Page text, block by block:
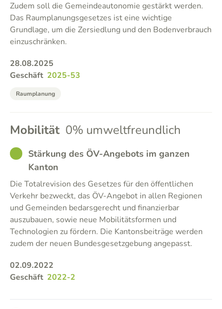
Zudem soll die Gemeindeautonomie gestärkt werden.
Das Raumplanungsgesetzes ist eine wichtige
Grundlage, um die Zersiedlung und den Bodenverbrauch
einzuschränken.
28.08.2025
Geschäft 2025-53
Raumplanung
Mobilität 0% umweltfreundlich
GOODStärkung des ÖV-Angebots im ganzen
Kanton
Die Totalrevision des Gesetzes für den öffentlichen
Verkehr bezweckt, das ÖV-Angebot in allen Regionen
und Gemeinden bedarsgerecht und finanzierbar
auszubauen, sowie neue Mobilitätsformen und
Technologien zu fördern. Die Kantonsbeiträge werden
zudem der neuen Bundesgesetzgebung angepasst.
02.09.2022
Geschäft 2022-2